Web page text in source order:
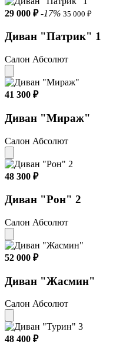
29 000 ₽ -17% 35 000 ₽
Диван "Патрик" 1
Салон Абсолют
41 300 ₽
Диван "Мираж"
Салон Абсолют
48 300 ₽
Диван "Рон" 2
Салон Абсолют
52 000 ₽
Диван "Жасмин"
Салон Абсолют
48 400 ₽